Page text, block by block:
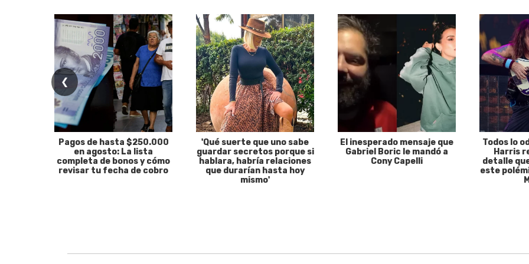
❮
Pagos de hasta $250.000
en agosto: La lista
completa de bonos y cómo
revisar tu fecha de cobro
'Qué suerte que uno sabe
guardar secretos porque si
hablara, habría relaciones
que durarían hasta hoy
mismo'
El inesperado mensaje que
Gabriel Boric le mandó a
Cony Capelli
Todos lo
Harris
detalle
este